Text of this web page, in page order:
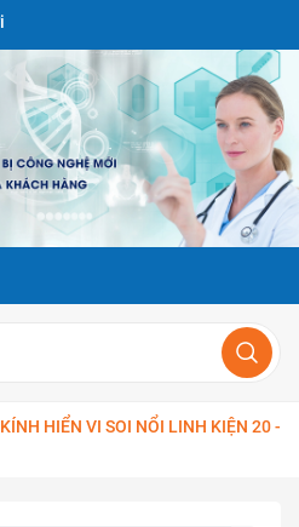
KÍNH HIỂN VI SOI NỔI LINH KIỆN 20 -